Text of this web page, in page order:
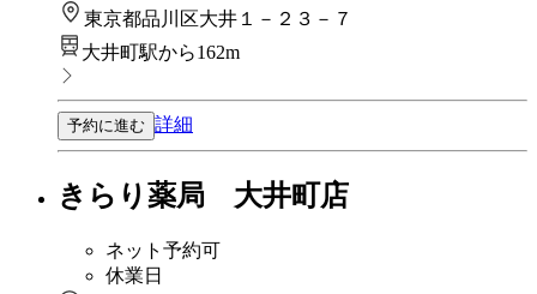
東京都品川区大井１－２３－７
大井町駅から162m
予約に進む 詳細
きらり薬局 大井町店
ネット予約可
休業日